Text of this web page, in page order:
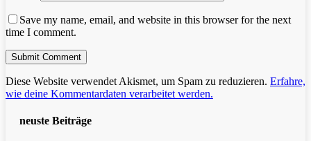
Save my name, email, and website in this browser for the next
time I comment.
Diese Website verwendet Akismet, um Spam zu reduzieren. Erfahre,
wie deine Kommentardaten verarbeitet werden.
neuste Beiträge